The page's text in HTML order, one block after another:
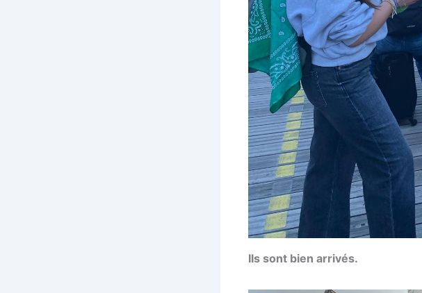
Ils sont bien arrivés.